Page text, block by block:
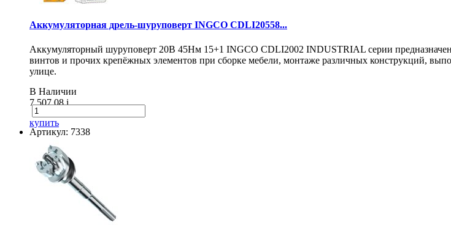
Аккумуляторная дрель-шуруповерт INGCO CDLI20558...
Аккумуляторный шуруповерт 20В 45Нм 15+1 INGCO CDLI2002 INDUSTRIAL серии предназначен
винтов и прочих крепёжных элементов при сборке мебели, монтаже различных конструкций,
улице.
В Наличии
7 507.08i
купить
Артикул: 7338